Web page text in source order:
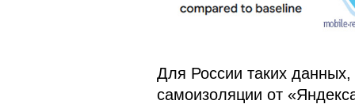
Для России таких
самоизоляции от